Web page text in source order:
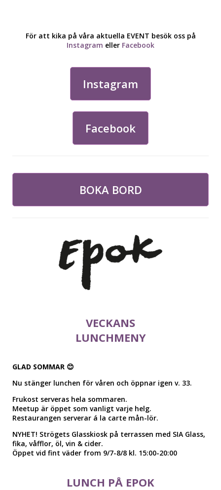
För att kika på våra aktuella EVENT besök oss på
Instagram eller Facebook
Instagram
Facebook
BOKA BORD
VECKANS
LUNCHMENY
GLAD SOMMAR 😊
Nu stänger lunchen för våren och öppnar igen v. 33.
Frukost serveras hela sommaren.
Meetup är öppet som vanligt varje helg.
Restaurangen serverar á la carte mån-lör.
NYHET! Strögets Glasskiosk på terrassen med SIA Glass,
fika, våfflor, öl, vin & cider.
Öppet vid fint väder from 9/7-8/8 kl. 15:00-20:00
LUNCH PÅ EPOK